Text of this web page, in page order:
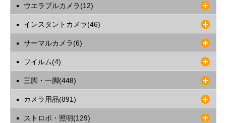
ウエラブルカメラ(12)
インスタントカメラ(46)
サーマルカメラ(6)
フイルム(4)
三脚・一脚(448)
カメラ用品(891)
ストロボ・照明(129)